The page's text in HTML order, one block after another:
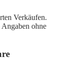
Verkäufen.
ohne